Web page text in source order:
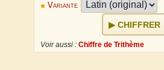
Variante
CHIFFRER
Voir aussi : Chiffre de Trithème